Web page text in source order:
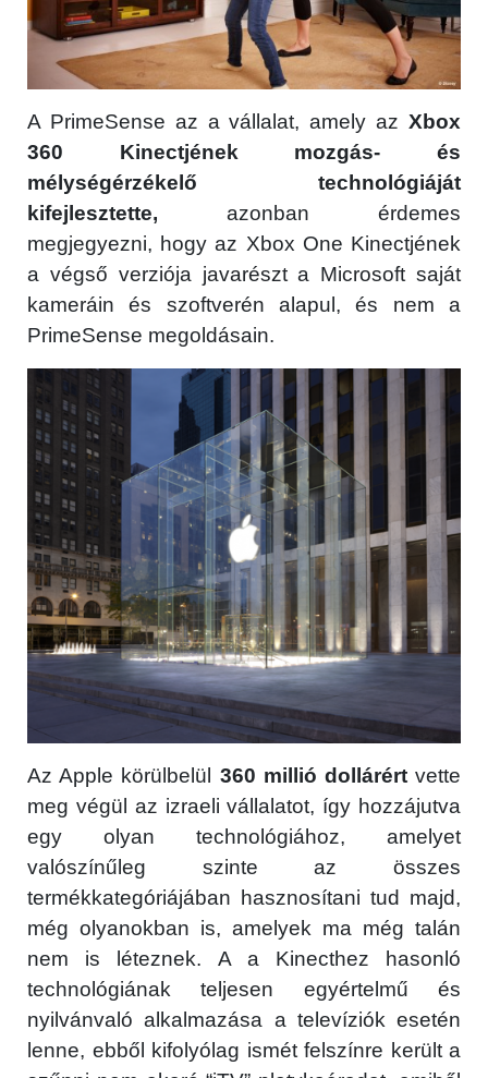
A PrimeSense az a vállalat, amely az Xbox
360 Kinectjének mozgás- és
mélységérzékelő technológiáját
kifejlesztette, azonban érdemes
megjegyezni, hogy az Xbox One Kinectjének
a végső verziója javarészt a Microsoft saját
kameráin és szoftverén alapul, és nem a
PrimeSense megoldásain.
Az Apple körülbelül 360 millió dollárértvette
meg végül az izraeli vállalatot, így hozzájutva
egy olyan technológiához, amelyet
valószínűleg szinte az összes
termékkategóriájában hasznosítani tud majd,
még olyanokban is, amelyek ma még talán
nem is léteznek. A a Kinecthez hasonló
technológiának teljesen egyértelmű és
nyilvánvaló alkalmazása a televíziók esetén
lenne, ebből kifolyólag ismét felszínre került a